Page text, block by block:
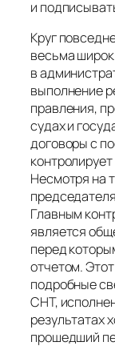
и
Круг
весьма широк
в
выполнение
правления,
судах и
договоры с
Несмотря на
Главным
является
перед
отчетом.
подробные
СНТ,
результатах
прошедший